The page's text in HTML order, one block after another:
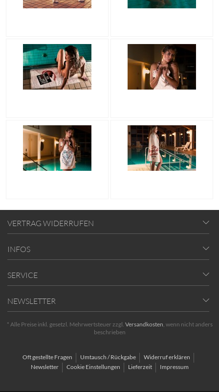
VERTRAG WIDERRUFEN
INFOS
SERVICE
NEWSLETTER
* Alle Preise inkl. gesetzl. Mehrwertsteuer zzgl. Versandkosten, wenn nicht anders
beschrieben
Oft gestellte Fragen Umtausch / Rückgabe
Widerruf erklären
Newsletter
Cookie Einstellungen Lieferzeit Impressum